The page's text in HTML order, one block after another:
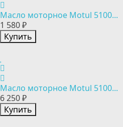
Масло моторное Motul 5100...
1 580 ₽
Купить
Масло моторное Motul 5100...
6 250 ₽
Купить